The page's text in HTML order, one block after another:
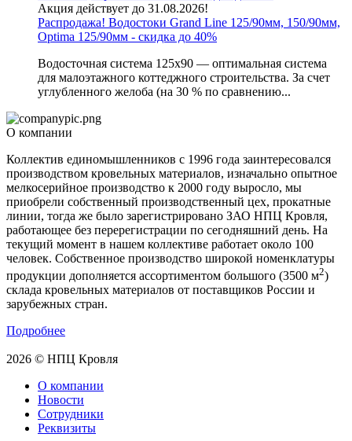
Акция действует до 31.08.2026!
Распродажа! Водостоки Grand Line 125/90мм, 150/90мм,
Optima 125/90мм - скидка до 40%
Водосточная система 125х90 — оптимальная система
для малоэтажного коттеджного строительства. За счет
углубленного желоба (на 30 % по сравнению...
О компании
Коллектив единомышленников с 1996 года заинтересовался
производством кровельных материалов, изначально опытное
мелкосерийное производство к 2000 году выросло, мы
приобрели собственный производственный цех, прокатные
линии, тогда же было зарегистрировано ЗАО НПЦ Кровля,
работающее без перерегистрации по сегодняшний день. На
текущий момент в нашем коллективе работает около 100
человек. Собственное производство широкой номенклатуры
продукции дополняется ассортиментом большого (3500 м2)
склада кровельных материалов от поставщиков России и
зарубежных стран.
Подробнее
2026 © НПЦ Кровля
О компании
Новости
Сотрудники
Реквизиты